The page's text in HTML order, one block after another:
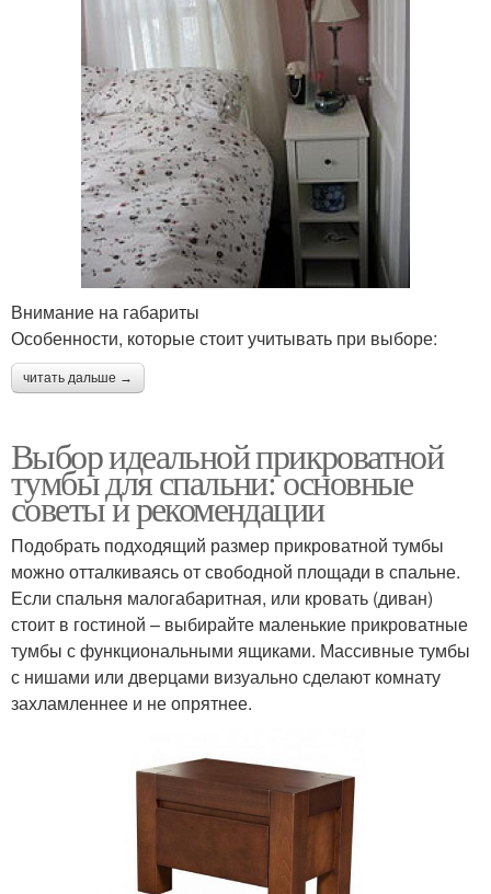
Внимание на габариты
Особенности, которые стоит учитывать при выборе:
читать дальше →
Выбор идеальной прикроватной
тумбы для спальни: основные
советы и рекомендации
Подобрать подходящий размер прикроватной тумбы
можно отталкиваясь от свободной площади в спальне.
Если спальня малогабаритная, или кровать (диван)
стоит в гостиной – выбирайте маленькие прикроватные
тумбы с функциональными ящиками. Массивные тумбы
с нишами или дверцами визуально сделают комнату
захламленнее и не опрятнее.